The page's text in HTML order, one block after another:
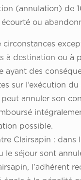
(annulation) de
ou
circonstances
à destination ou à
ayant des
sur l’exécution
annuler son
possible.
Clairsapin : dans
le séjour sont
l’adhérent